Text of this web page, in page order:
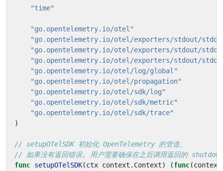
"time"
"go.opentelemetry.io/otel"
"go.opentelemetry.io/otel/exporters/stdout/
"go.opentelemetry.io/otel/exporters/stdout/
"go.opentelemetry.io/otel/exporters/stdout/
"go.opentelemetry.io/otel/log/global"
"go.opentelemetry.io/otel/propagation"
"go.opentelemetry.io/otel/sdk/log"
"go.opentelemetry.io/otel/sdk/metric"
"go.opentelemetry.io/otel/sdk/trace"
)
// setupOTelSDK 初始化 OpenTelemetry 的管道。
// 如果没有返回错误, 用户需要确保在之后调用返回的
func setupOTelSDK(ctx context . Context) (func(context